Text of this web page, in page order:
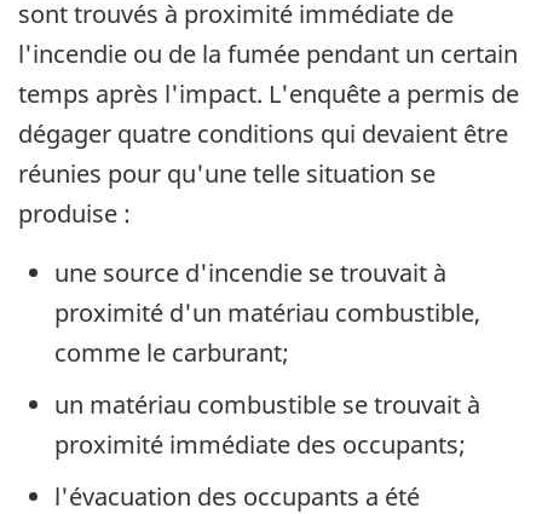
sont trouvés à proximité immédiate de
l'incendie ou de la fumée pendant un certain
temps après l'impact. L'enquête a permis de
dégager quatre conditions qui devaient être
réunies pour qu'une telle situation se
produise :
une source d'incendie se trouvait à
proximité d'un matériau combustible,
comme le carburant;
un matériau combustible se trouvait à
proximité immédiate des occupants;
l'évacuation des occupants a été